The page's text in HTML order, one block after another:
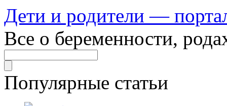
Дети и родители —
Все о беременности,
Популярные статьи